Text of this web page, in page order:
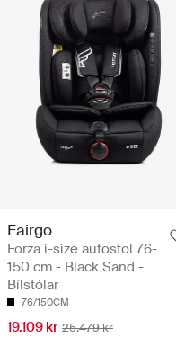
Fairgo
Forza i-size autostol 76-
150 cm - Black Sand -
Bílstólar
76/150CM
19.109 kr 25.479 kr